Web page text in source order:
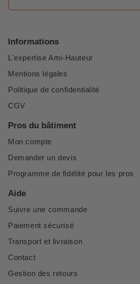
Informations
L'expertise Ami-Hauteur
Mentions légales
Politique de confidentialité
CGV
Pros du bâtiment
Mon compte
Demander un devis
Programme de fidélité pour les pros
Aide
Suivre une commande
Paiement sécurisé
Transport et livraison
Contact
Gestion des retours